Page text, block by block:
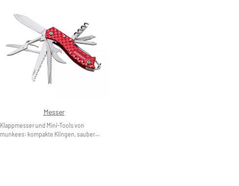
Messer
Klappmesser und Mini-Tools von
munkees: kompakte Klingen, sauber...